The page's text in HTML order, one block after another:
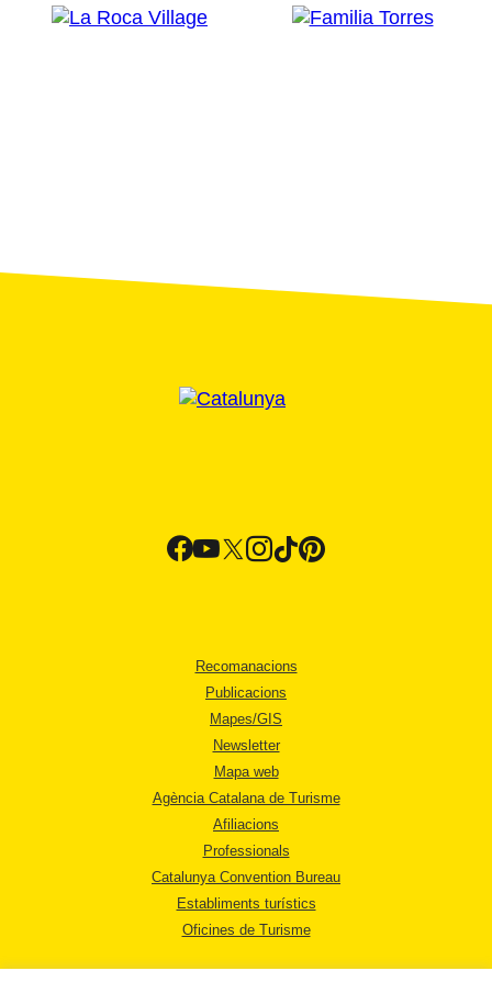
Recomanacions
Publicacions
Mapes/GIS
Newsletter
Mapa web
Agència Catalana de Turisme
Afiliacions
Professionals
Catalunya Convention Bureau
Establiments turístics
Oficines de Turisme